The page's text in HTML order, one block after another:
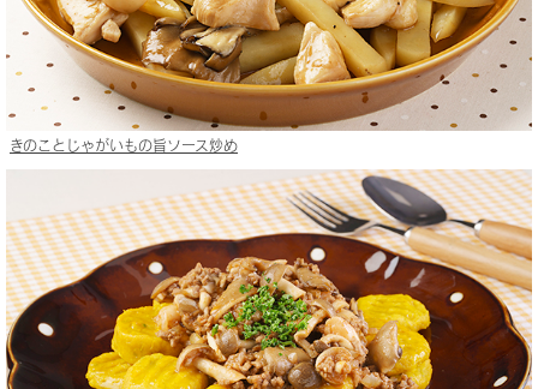
きのことじゃがいもの旨ソース炒め